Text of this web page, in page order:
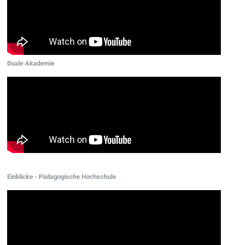
Duale Akademie
Einblicke - Pädagogische Hochschule